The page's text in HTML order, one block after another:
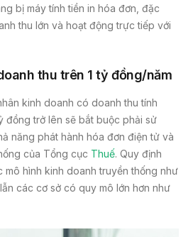
bị máy tính tiền in hóa đơn, đặc
thu lớn và hoạt động trực tiếp với
thu trên 1 tỷ đồng/năm
kinh doanh có doanh thu tính
đồng trở lên sẽ bắt buộc phải sử
năng phát hành hóa đơn điện tử và
của Tổng cục Thuế. Quy định
hình kinh doanh truyền thống như
các cơ sở có quy mô lớn hơn như